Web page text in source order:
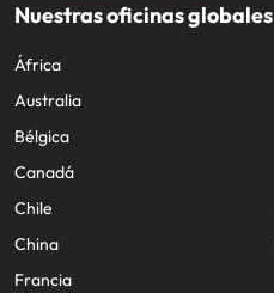
Nuestras oficinas globales
África
Australia
Bélgica
Canadá
Chile
China
Francia